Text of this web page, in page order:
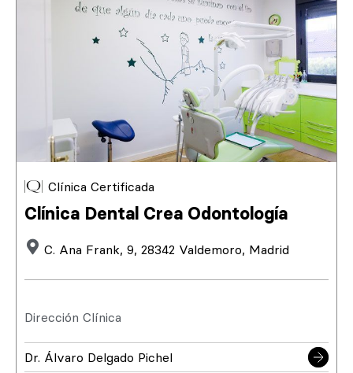
Clínica Certificada
Clínica Dental Crea Odontología
C. Ana Frank, 9, 28342 Valdemoro, Madrid
Dirección Clínica
Dr. Álvaro Delgado Pichel